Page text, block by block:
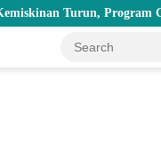
Program Gusnar-